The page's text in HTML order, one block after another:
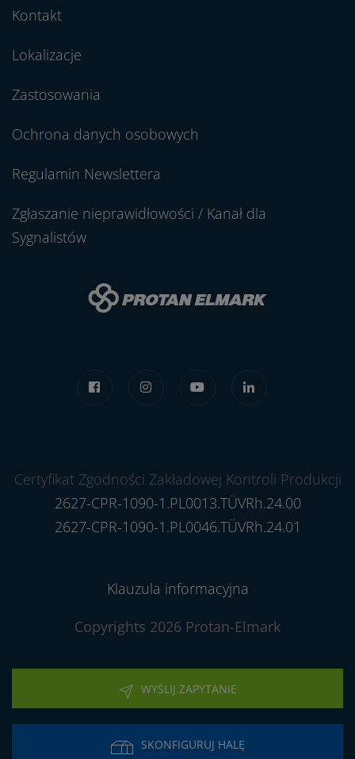
Kontakt
Lokalizacje
Zastosowania
Ochrona danych osobowych
Regulamin Newslettera
Zgłaszanie nieprawidłowości / Kanał dla
Sygnalistów
Certyfikat Zgodności Zakładowej Kontroli Produkcji
2627-CPR-1090-1.PL0013.TÜVRh.24.00
2627-CPR-1090-1.PL0046.TÜVRh.24.01
Klauzula informacyjna
Copyrights 2026 Protan-Elmark
WYŚLIJ ZAPYTANIE
SKONFIGURUJ HALĘ